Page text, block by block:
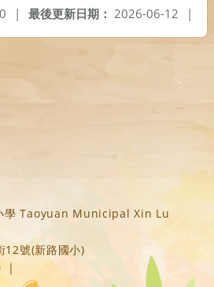
最後更新日期： 2026-06-12 |
|
學 Taoyuan Municipal Xin Lu
12號(新路國小)
|